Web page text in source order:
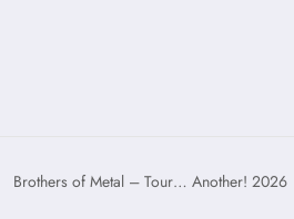
Brothers of Metal – Tour… Another! 2026